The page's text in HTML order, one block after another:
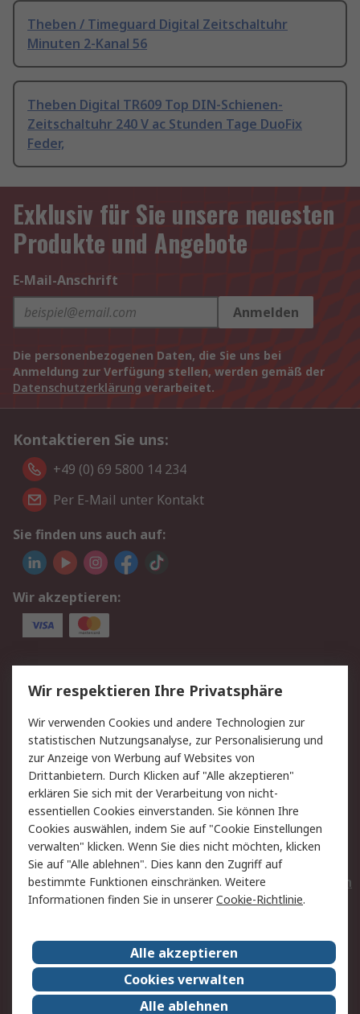
Theben / Timeguard Digital Zeitschaltuhr
Minuten 2-Kanal 56
Theben Digital TR609 Top DIN-Schienen-
Zeitschaltuhr 240 V ac Stunden Tage DuoFix
Feder,
Exklusiv für Sie unsere neuesten
Produkte und Angebote
E-Mail-Anschrift
Anmelden
Die personenbezogenen Daten, die Sie uns bei
Anmeldung zur Verfügung stellen, werden gemäß der
Datenschutzerklärung verarbeitet.
Kontaktieren Sie uns:
+49 (0) 69 5800 14 234
Per E-Mail unter Kontakt
Sie finden uns auch auf:
Wir akzeptieren:
Service
Value Added Services
Lieferlösungen
Rücksendungen
Kontakt
Hilfe
Privatkunden
Rechtliches
AGB
Datenschutz
Cookie-Richtlinie
Zahlungsbedingungen
Copyright/Impressum
Entsorgung
Elektrogeräte/Batterien
RS weltweit
Karriere bei RS
Nachhaltigkeit
Qualität/Umwelt/ZertifikatePresse-Center
Wir respektieren Ihre Privatsphäre
Wir verwenden Cookies und andere Technologien zur
statistischen Nutzungsanalyse, zur Personalisierung und
zur Anzeige von Werbung auf Websites von
Drittanbietern. Durch Klicken auf "Alle akzeptieren"
erklären Sie sich mit der Verarbeitung von nicht-
essentiellen Cookies einverstanden. Sie können Ihre
Cookies auswählen, indem Sie auf "Cookie Einstellungen
verwalten" klicken. Wenn Sie dies nicht möchten, klicken
Sie auf "Alle ablehnen". Dies kann den Zugriff auf
bestimmte Funktionen einschränken. Weitere
Informationen finden Sie in unsererCookie-Richtlinie.
Alle akzeptieren
Cookies verwalten
Alle ablehnen